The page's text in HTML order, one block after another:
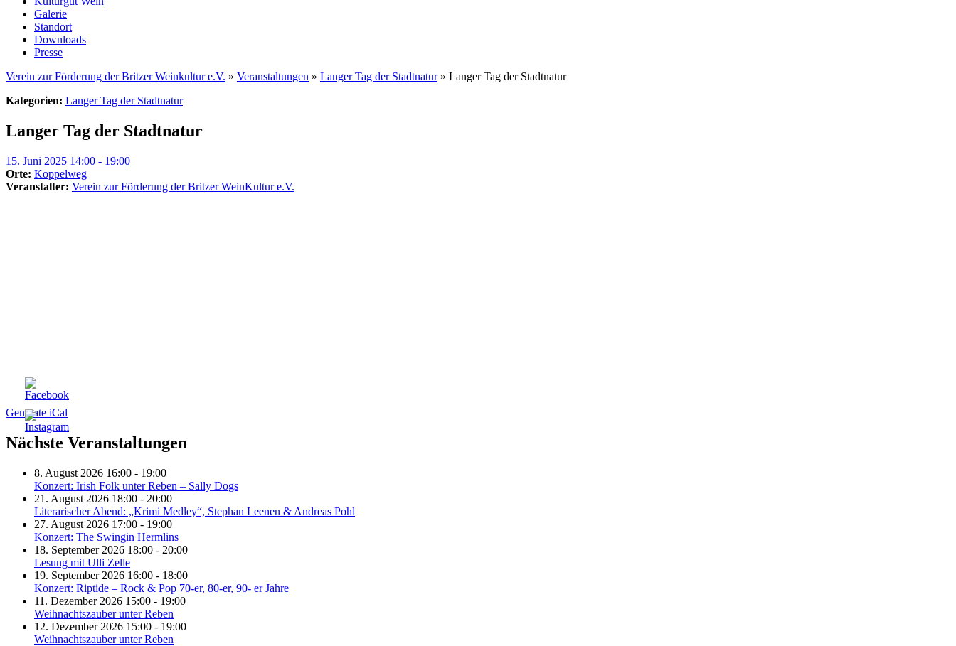
Galerie
Standort
Downloads
Presse
Verein zur Förderung der Britzer Weinkultur e.V. » Veranstaltungen » Langer Tag der Stadtnatur» Langer Tag der Stadtnatur
Kategorien: Langer Tag der Stadtnatur
Langer Tag der Stadtnatur
15. Juni 2025 14:00 - 19:00
Orte: Koppelweg
Veranstalter: Verein zur Förderung der Britzer WeinKultur e.V.
Generate iCal
Nächste Veranstaltungen
8. August 2026 16:00 - 19:00
Konzert: Irish Folk unter Reben – Sally Dogs
21. August 2026 18:00 - 20:00
Literarischer Abend: „Krimi Medley“, Stephan Leenen & Andreas Pohl
27. August 2026 17:00 - 19:00
Konzert: The Swingin Hermlins
18. September 2026 18:00 - 20:00
Lesung mit Ulli Zelle
19. September 2026 16:00 - 18:00
Konzert: Riptide – Rock & Pop 70-er, 80-er, 90- er Jahre
11. Dezember 2026 15:00 - 19:00
Weihnachtszauber unter Reben
12. Dezember 2026 15:00 - 19:00
Weihnachtszauber unter Reben